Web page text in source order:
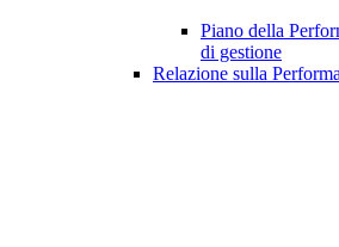
Piano della
di gestione
Relazione sulla